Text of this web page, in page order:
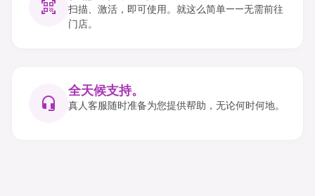
扫描、激活，即可使用。就这么简单——无需前往
门店。
全天候支持。
真人客服随时准备为您提供帮助，无论何时何地。